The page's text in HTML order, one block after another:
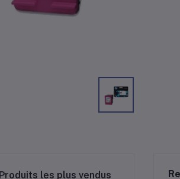
Produits les plus vendus